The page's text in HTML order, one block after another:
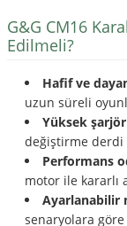
G&G CM16
Edilmeli?
Hafif ve
uzun süreli
Yüksek
değiştirme derdi
Performans
motor ile kararlı
Ayarlanabilir
senaryolara göre